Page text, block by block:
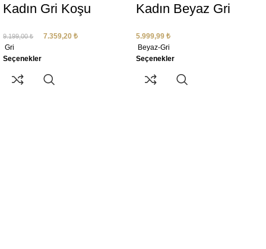
Kadın Gri Koşu
GMC
9.199,00₺ 7.359,20 ₺
Gri
Seçenekler
Kadın Beyaz Gri
Ayakkabısı J068428
5.999,99 ₺
Beyaz-Gri
Seçenekler